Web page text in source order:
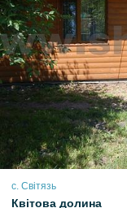
с. Світязь
Квітова долина